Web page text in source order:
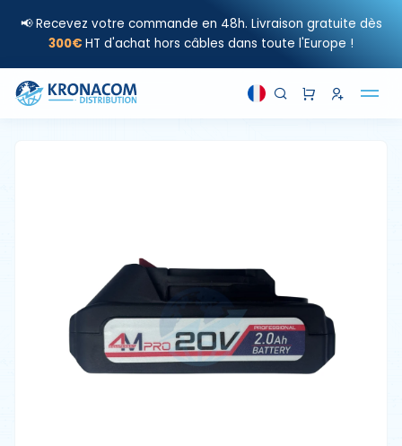
📢 Recevez votre commande en 48h. Livraison gratuite dès
300€ HT d'achat hors câbles dans toute l'Europe !